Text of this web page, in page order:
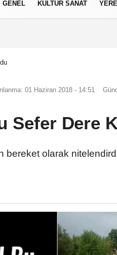
GENEL KÜLTÜR SANAT
01 Haziran 2018 - 14:51
Sefer Dere
bereket olarak